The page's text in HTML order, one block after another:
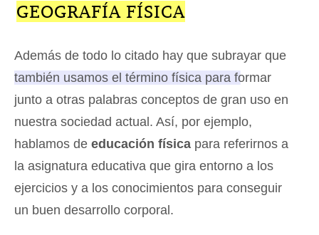
GEOGRAFÍA FÍSICA
Además de todo lo citado hay que subrayar que
también usamos el término física para formar
junto a otras palabras conceptos de gran uso en
nuestra sociedad actual . Así, por ejemplo,
hablamos de educación física para referirnos a
la asignatura educativa que gira entorno a los
ejercicios y a los conocimientos para conseguir
un buen desarrollo corporal.